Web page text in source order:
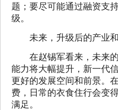
题；要尽可能通过融资支
级。
未来，升级后的产业和
在赵锡军看来，未来的
能力将大幅提升，新一代
更好的发展空间和前景。
费，日常的衣食住行会变
满足。